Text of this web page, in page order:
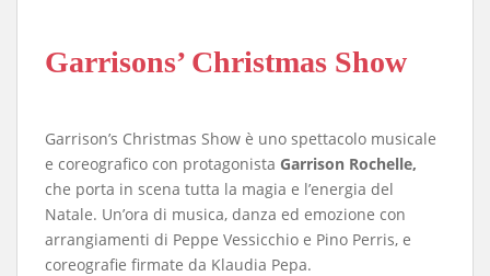
Garrisons’ Christmas Show
Garrison’s Christmas Show è uno spettacolo musicale
e coreografico con protagonista Garrison Rochelle,
che porta in scena tutta la magia e l’energia del
Natale. Un’ora di musica, danza ed emozione con
arrangiamenti di Peppe Vessicchio e Pino Perris, e
coreografie firmate da Klaudia Pepa.